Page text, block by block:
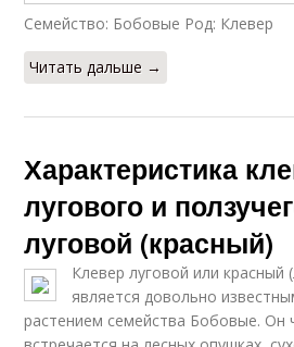
Семейство: Бобовые Род: Клевер
Читать дальше →
Характеристика
лугового и
луговой (красный)
Клевер луговой или красный
является довольно
растением семейства Бобовые. Он